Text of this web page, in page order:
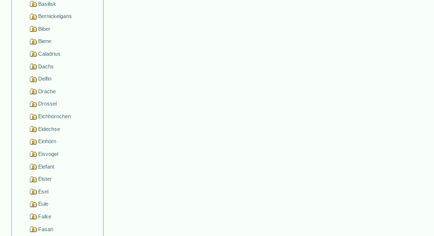
Basilisk
Bernickelgans
Biber
Biene
Caladrius
Dachs
Delfin
Drache
Drossel
Eichhörnchen
Eidechse
Einhorn
Eisvogel
Elefant
Elster
Esel
Eule
Falke
Fasan